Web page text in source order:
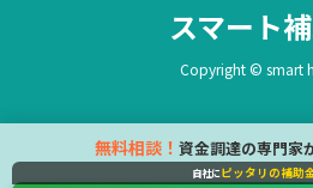
スマート
Copyright © smart
無料相談！ 資金調達の専門家
自社にピッタリの補助